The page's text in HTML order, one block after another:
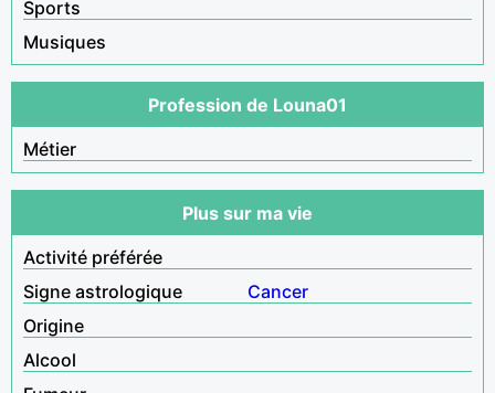
Sports
Musiques
Profession de Louna01
Métier
Plus sur ma vie
Activité préférée
Signe astrologique
Cancer
Origine
Alcool